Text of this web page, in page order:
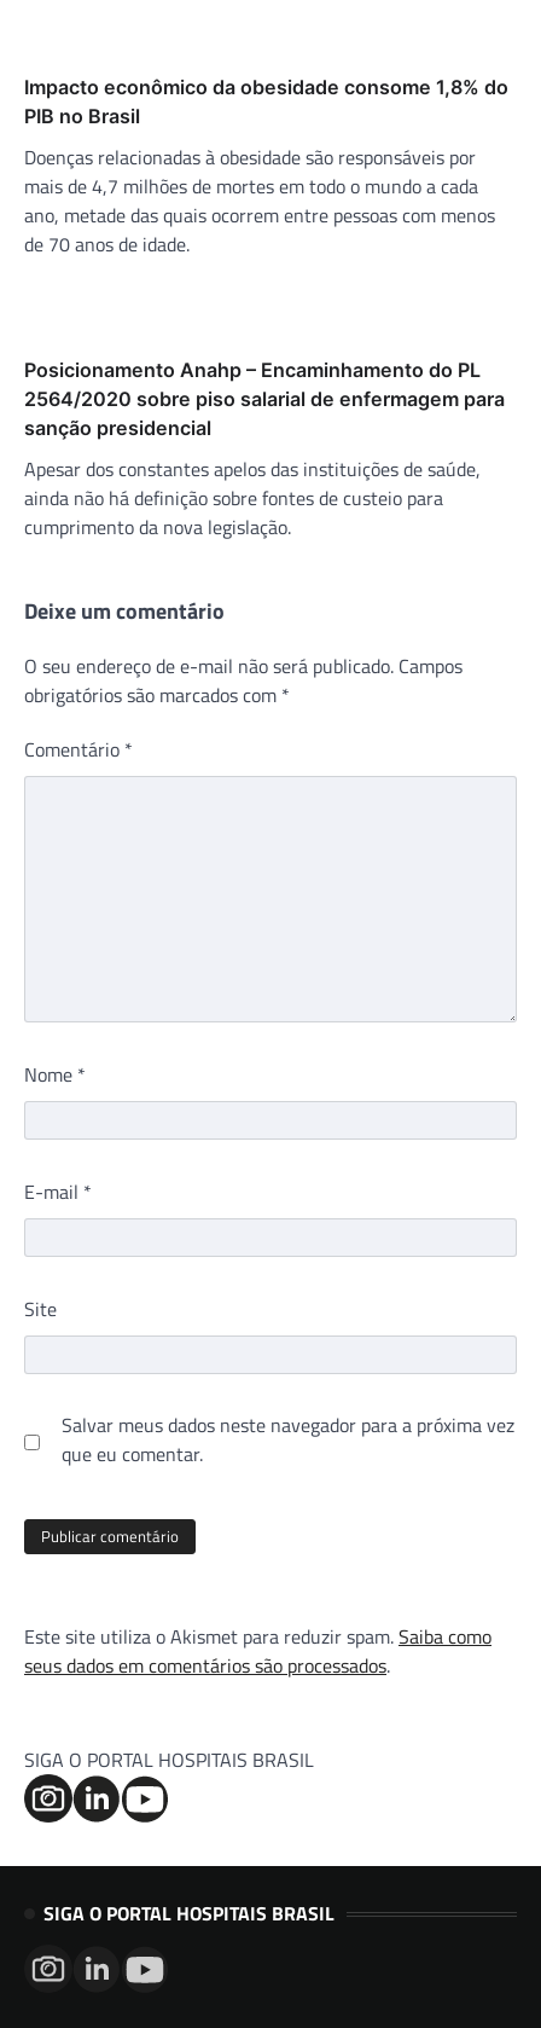
Impacto econômico da obesidade consome 1,8% do
PIB no Brasil
Doenças relacionadas à obesidade são responsáveis por
mais de 4,7 milhões de mortes em todo o mundo a cada
ano, metade das quais ocorrem entre pessoas com menos
de 70 anos de idade.
Posicionamento Anahp – Encaminhamento do PL
2564/2020 sobre piso salarial de enfermagem para
sanção presidencial
Apesar dos constantes apelos das instituições de saúde,
ainda não há definição sobre fontes de custeio para
cumprimento da nova legislação.
Deixe um comentário
O seu endereço de e-mail não será publicado. Campos
obrigatórios são marcados com *
Comentário *
Nome *
E-mail *
Site
Salvar meus dados neste navegador para a próxima vez
que eu comentar.
Este site utiliza o Akismet para reduzir spam.Saiba como
seus dados em comentários são processados.
SIGA O PORTAL HOSPITAIS BRASIL
SIGA O PORTAL HOSPITAIS BRASIL